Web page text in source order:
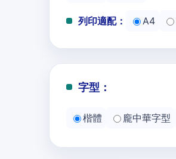
列印適配： A4
字型：
楷體 龐中華字型